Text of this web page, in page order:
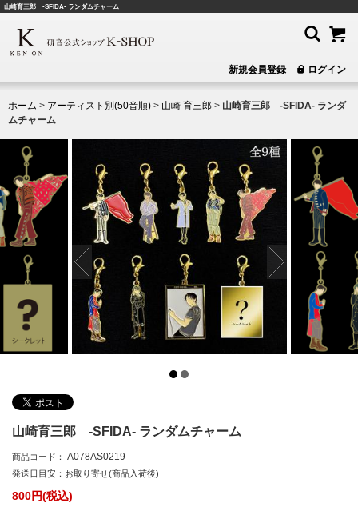
山崎育三郎 -SFIDA- ランダムチャーム
新規会員登録 ログイン
ホーム > アーティスト別(50音順) > 山崎 育三郎 > 山崎育三郎 -SFIDA- ランダ
ムチャーム
山崎育三郎 -SFIDA- ランダムチャーム
商品コード： A078AS0219
発送日目安：お取り寄せ(商品入荷後)
800円(税込)